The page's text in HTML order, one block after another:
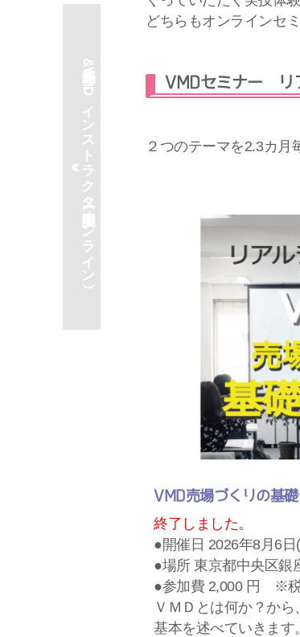
売場塾&VMDインストラクター 説明会（オンライン）
どちらもオンラインセ
VMDセミナー リ
２つのテーマを2.3カ月
VMD売場づくりの基
終了しました。
●開催日 2026年8月6
●場所 東京都中央区
●参加費 2,000 円 ※税
ＶＭＤとは何か？か
基本を述べていきま